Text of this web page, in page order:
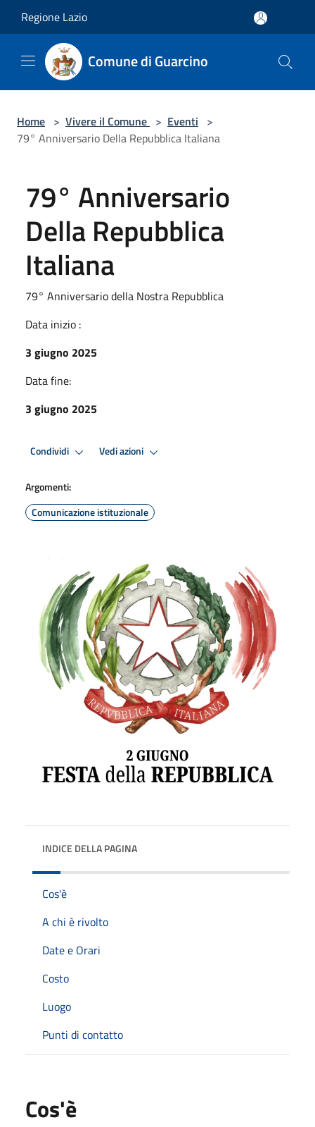
Regione Lazio
Comune di Guarcino
Home > Vivere il Comune > Eventi >
79° Anniversario Della Repubblica Italiana
79° Anniversario
Della Repubblica
Italiana
79° Anniversario della Nostra Repubblica
Data inizio :
3 giugno 2025
Data fine:
3 giugno 2025
Condividi Vedi azioni
Argomenti:
Comunicazione istituzionale
INDICE DELLA PAGINA
Cos'è
A chi è rivolto
Date e Orari
Costo
Luogo
Punti di contatto
Cos'è